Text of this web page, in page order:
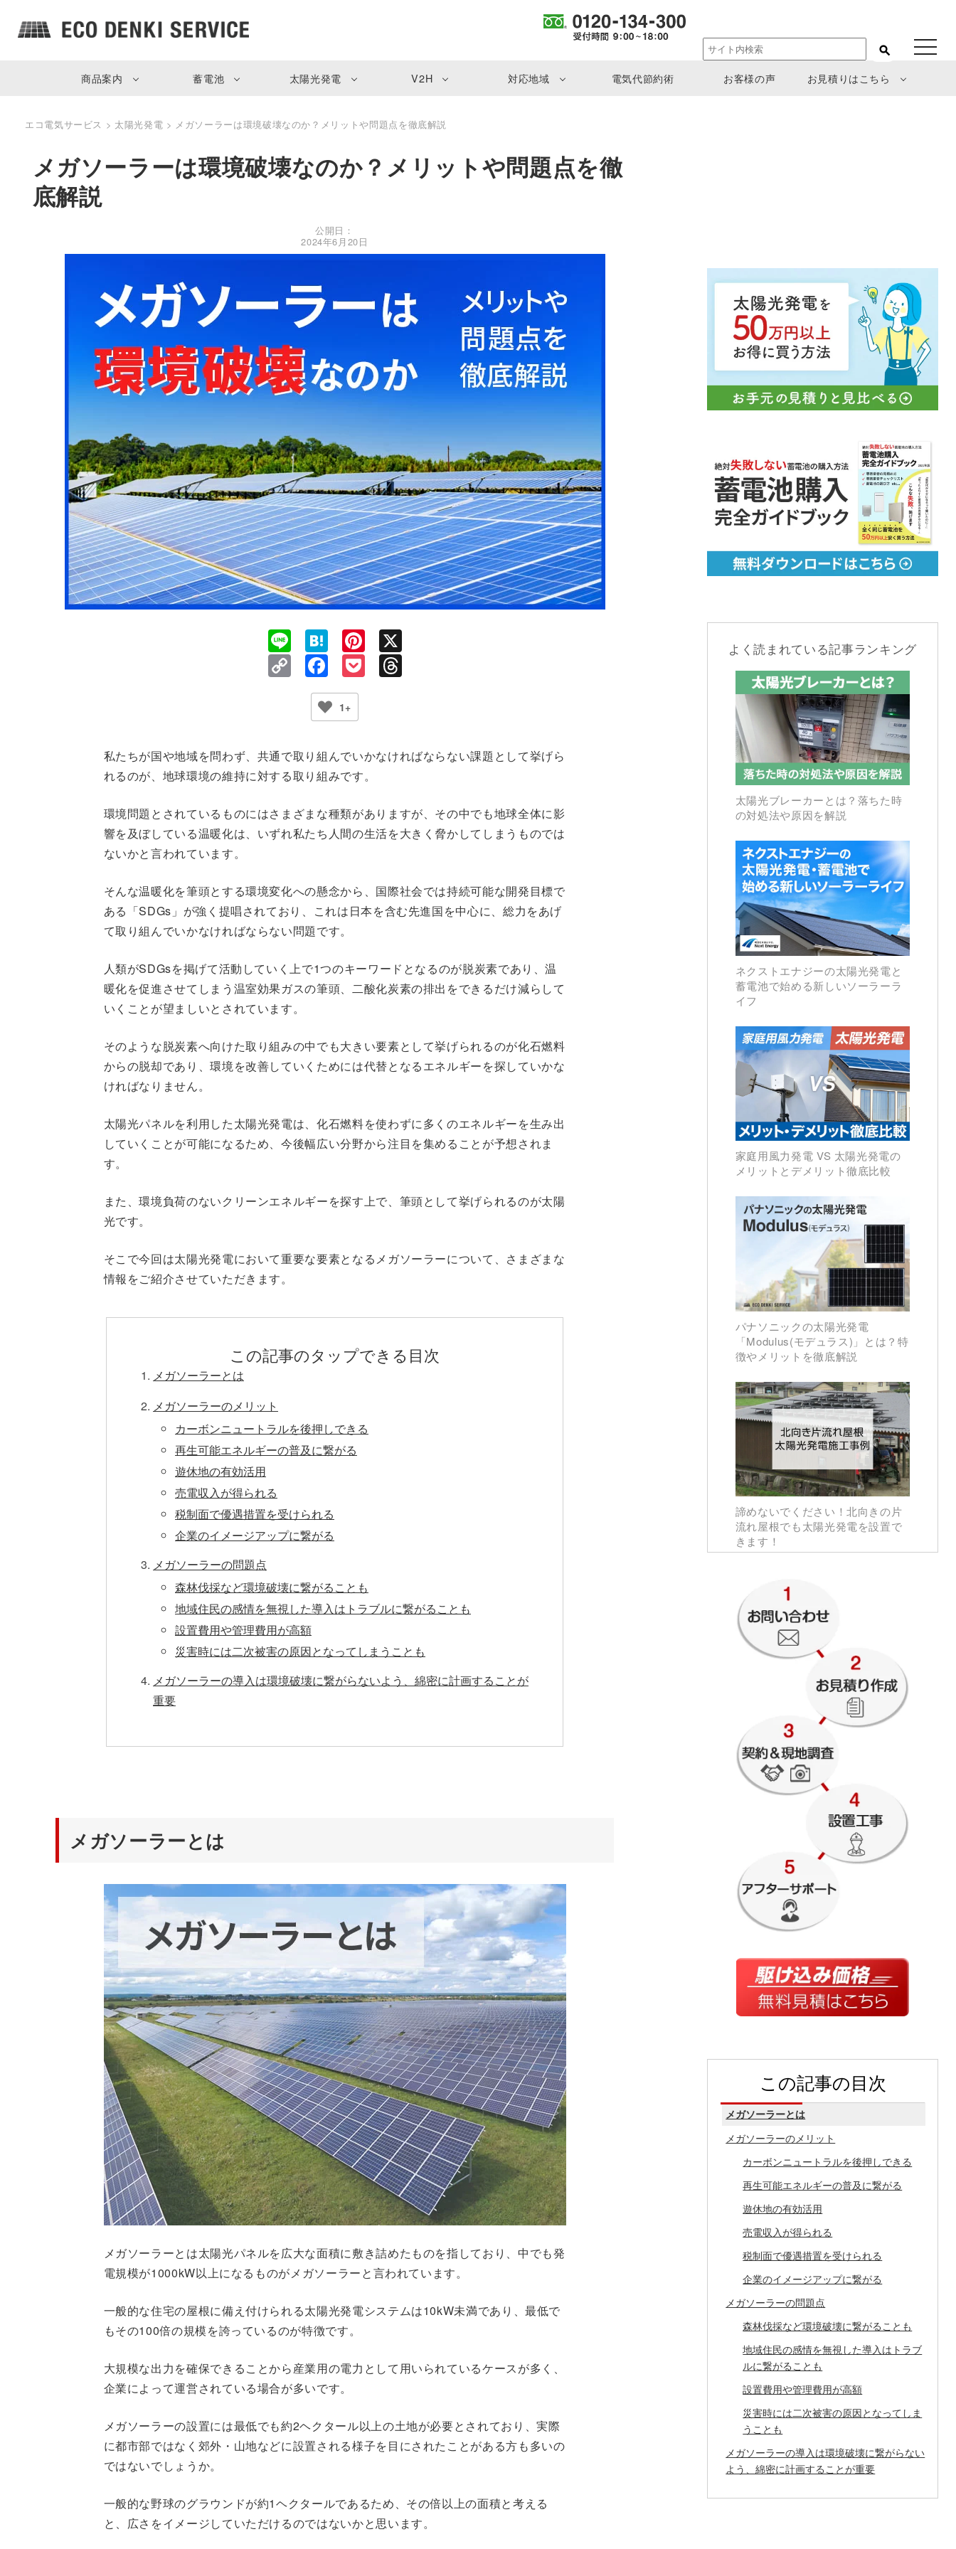
toggle
商品案内 蓄電池 太陽光発電 V2H 対応地域 電気代節約術 お客様の声 お見積りはこちら
エコ電気サービス > 太陽光発電 > メガソーラーは環境破壊なのか？メリットや問題点を徹底解説
メガソーラーは環境破壊なのか？メリットや問題点を徹
底解説
公開日：
2024年6月20日
LineHatenaPinterest
Copy
Link
Facebook
PocketThreads
1+
私たちが国や地域を問わず、共通で取り組んでいかなければならない課題として挙げら
れるのが、地球環境の維持に対する取り組みです。
環境問題とされているものにはさまざまな種類がありますが、その中でも地球全体に影
響を及ぼしている温暖化は、いずれ私たち人間の生活を大きく脅かしてしまうものでは
ないかと言われています。
そんな温暖化を筆頭とする環境変化への懸念から、国際社会では持続可能な開発目標で
ある「SDGs」が強く提唱されており、これは日本を含む先進国を中心に、総力をあげ
て取り組んでいかなければならない問題です。
人類がSDGsを掲げて活動していく上で1つのキーワードとなるのが脱炭素であり、温
暖化を促進させてしまう温室効果ガスの筆頭、二酸化炭素の排出をできるだけ減らして
いくことが望ましいとされています。
そのような脱炭素へ向けた取り組みの中でも大きい要素として挙げられるのが化石燃料
からの脱却であり、環境を改善していくためには代替となるエネルギーを探していかな
ければなりません。
太陽光パネルを利用した太陽光発電は、化石燃料を使わずに多くのエネルギーを生み出
していくことが可能になるため、今後幅広い分野から注目を集めることが予想されま
す。
また、環境負荷のないクリーンエネルギーを探す上で、筆頭として挙げられるのが太陽
光です。
そこで今回は太陽光発電において重要な要素となるメガソーラーについて、さまざまな
情報をご紹介させていただきます。
この記事のタップできる目次
メガソーラーとは
メガソーラーのメリット
カーボンニュートラルを後押しできる
再生可能エネルギーの普及に繋がる
遊休地の有効活用
売電収入が得られる
税制面で優遇措置を受けられる
企業のイメージアップに繋がる
メガソーラーの問題点
森林伐採など環境破壊に繋がることも
地域住民の感情を無視した導入はトラブルに繋がることも
設置費用や管理費用が高額
災害時には二次被害の原因となってしまうことも
メガソーラーの導入は環境破壊に繋がらないよう、綿密に計画することが
重要
メガソーラーとは
メガソーラーとは太陽光パネルを広大な面積に敷き詰めたものを指しており、中でも発
電規模が1000kW以上になるものがメガソーラーと言われています。
一般的な住宅の屋根に備え付けられる太陽光発電システムは10kW未満であり、最低で
もその100倍の規模を誇っているのが特徴です。
大規模な出力を確保できることから産業用の電力として用いられているケースが多く、
企業によって運営されている場合が多いです。
メガソーラーの設置には最低でも約2ヘクタール以上の土地が必要とされており、実際
に都市部ではなく郊外・山地などに設置される様子を目にされたことがある方も多いの
ではないでしょうか。
一般的な野球のグラウンドが約1ヘクタールであるため、その倍以上の面積と考える
と、広さをイメージしていただけるのではないかと思います。
よく読まれている記事ランキング
太陽光ブレーカーとは？落ちた時
の対処法や原因を解説
ネクストエナジーの太陽光発電と
蓄電池で始める新しいソーラーラ
イフ
家庭用風力発電 VS 太陽光発電の
メリットとデメリット徹底比較
パナソニックの太陽光発電
「Modulus(モデュラス)」とは？特
徴やメリットを徹底解説
諦めないでください！北向きの片
流れ屋根でも太陽光発電を設置で
きます！
この記事の目次
メガソーラーとは
メガソーラーのメリット
カーボンニュートラルを後押しできる
再生可能エネルギーの普及に繋がる
遊休地の有効活用
売電収入が得られる
税制面で優遇措置を受けられる
企業のイメージアップに繋がる
メガソーラーの問題点
森林伐採など環境破壊に繋がることも
地域住民の感情を無視した導入はトラブ
ルに繋がることも
設置費用や管理費用が高額
災害時には二次被害の原因となってしま
うことも
メガソーラーの導入は環境破壊に繋がらない
よう、綿密に計画することが重要